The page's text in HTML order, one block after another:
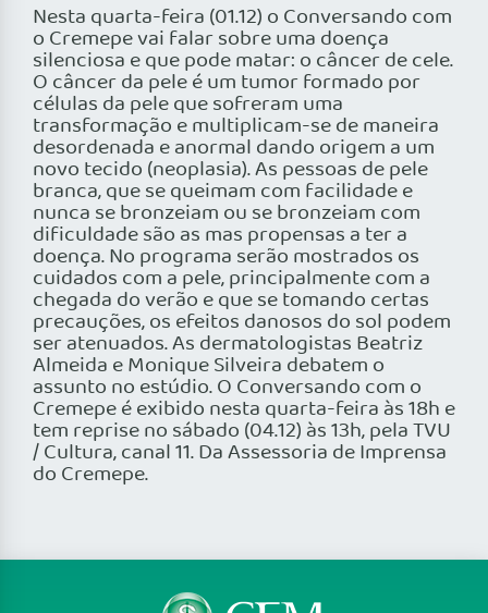
Nesta quarta-feira (01.12) o Conversando com
o Cremepe vai falar sobre uma doença
silenciosa e que pode matar: o câncer de cele.
O câncer da pele é um tumor formado por
células da pele que sofreram uma
transformação e multiplicam-se de maneira
desordenada e anormal dando origem a um
novo tecido (neoplasia). As pessoas de pele
branca, que se queimam com facilidade e
nunca se bronzeiam ou se bronzeiam com
dificuldade são as mas propensas a ter a
doença. No programa serão mostrados os
cuidados com a pele, principalmente com a
chegada do verão e que se tomando certas
precauções, os efeitos danosos do sol podem
ser atenuados. As dermatologistas Beatriz
Almeida e Monique Silveira debatem o
assunto no estúdio. O Conversando com o
Cremepe é exibido nesta quarta-feira às 18h e
tem reprise no sábado (04.12) às 13h, pela TVU
/ Cultura, canal 11. Da Assessoria de Imprensa
do Cremepe.